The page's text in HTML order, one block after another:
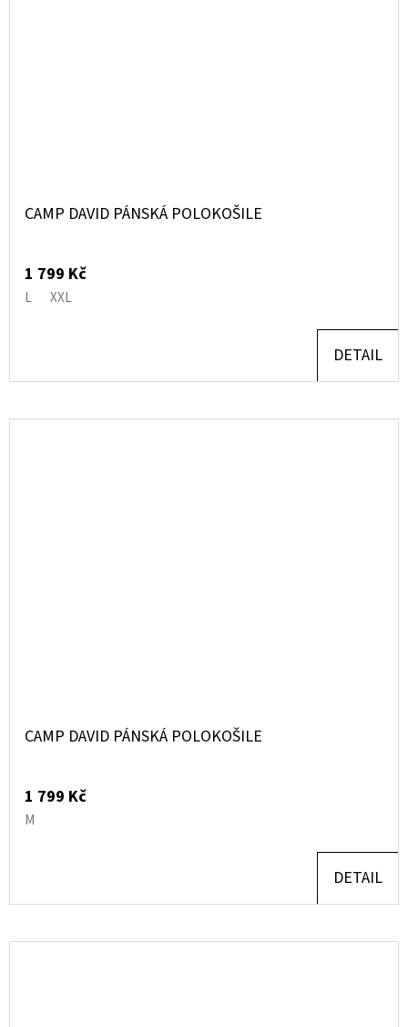
CAMP DAVID PÁNSKÁ POLOKOŠILE
1 799 Kč
L XXL
DETAIL
CAMP DAVID PÁNSKÁ POLOKOŠILE
1 799 Kč
M
DETAIL